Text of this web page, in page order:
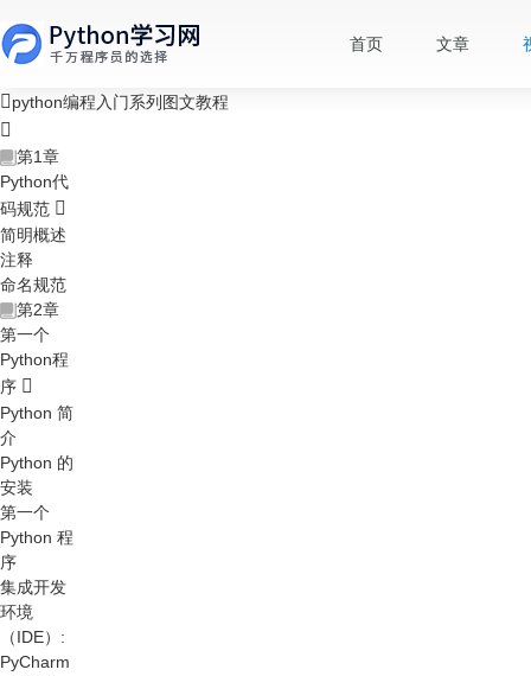
首页 文章
python编程入门系列图文教程
第1章
Python代
码规范
简明概述
注释
命名规范
第2章
第一个
Python程
序
Python 简
介
Python 的
安装
第一个
Python 程
序
集成开发
环境
（IDE）:
PyCharm